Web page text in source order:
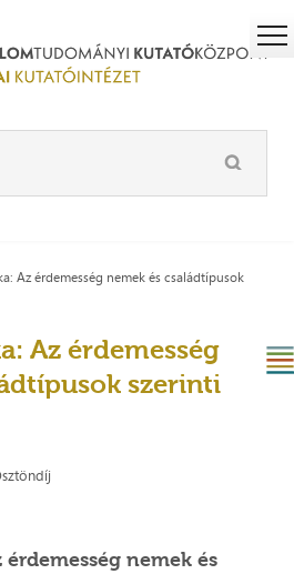
Az érdemesség nemek és családtípusok
Az érdemesség
szerinti
nemek és